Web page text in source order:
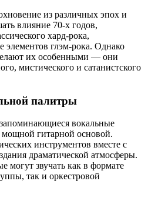
из различных эпох и
влияние 70-х годов,
хард-рока,
элементов глэм-рока. Однако
их особенными — они
мистического и сатанистского
палитры
вокальные
мощной гитарной основой.
инструментов вместе с
драматической атмосферы.
могут звучать как в формате
так и оркестровой